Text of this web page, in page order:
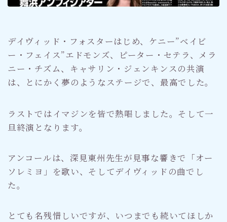
デイヴィッド・フォスターはじめ、ケニー”ベイビ
ー・フェイス”エドモンズ、ピーター・セテラ、メラ
ニー・チズム、キャサリン・ジェンキンスの共演
は、とにかく夢のようなステージで、最高でした。
ラストではイマジンを皆で熱唱しました。そして一
旦終演となります。
アンコールは、深見東州先生が見事な響きで「オー
ソレミヨ」を歌い、そしてデイヴィッドの曲でし
た。
とても名残惜しいですが、いつまでも続いてほしか